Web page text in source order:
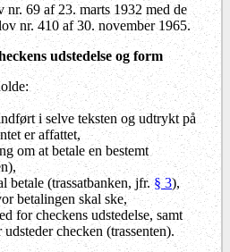
nr. 69 af 23. marts 1932 med de
nr. 410 af 30. november 1965.
udstedelse og form
i selve teksten og udtrykt på
er affattet,
om at betale en bestemt
betale (trassatbanken, jfr.§ 3),
betalingen skal ske,
for checkens udstedelse, samt
checken (trassenten).